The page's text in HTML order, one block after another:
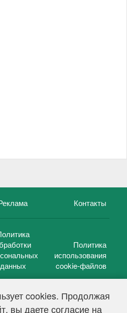
cookies. Продолжая
вы даете согласие на
Контакты
данных
Политика
использования
cookie-файлов